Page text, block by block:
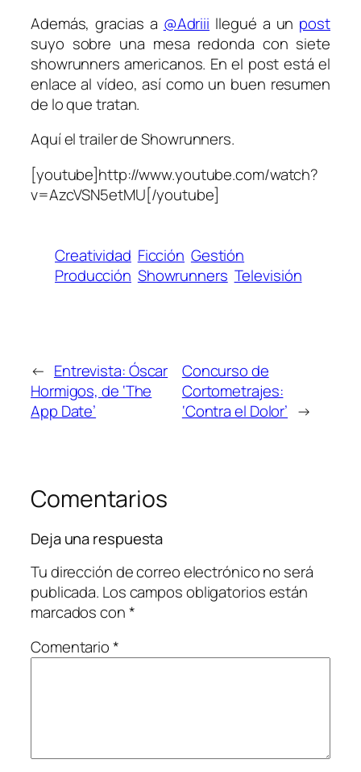
Además, gracias a @Adriii llegué a un post
suyo sobre una mesa redonda con siete
showrunners americanos. En el post está el
enlace al vídeo, así como un buen resumen
de lo que tratan.
Aquí el trailer deShowrunners.
[youtube]http://www.youtube.com/watch?
v=AzcVSN5etMU[/youtube]
Creatividad Ficción Gestión
Producción Showrunners Televisión
← Entrevista: Óscar
Hormigos, de ‘The
App Date’
Concurso de
Cortometrajes:
‘Contra el Dolor’ →
Comentarios
Deja una respuesta
Tu dirección de correo electrónico no será
publicada. Los campos obligatorios están
marcados con*
Comentario*